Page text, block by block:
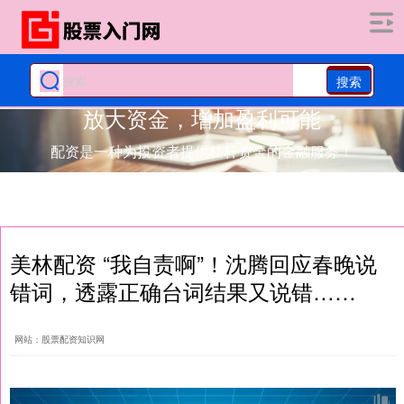
搜索
放大资金，增加盈利可能
配资是一种为投资者提供杠杆资金的金融服务！
美林配资 “我自责啊”！沈腾回应春晚说
错词，透露正确台词结果又说错……
网站：股票配资知识网